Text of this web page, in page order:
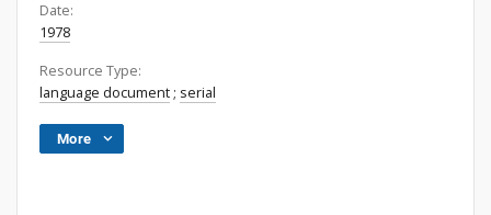
Date:
1978
Resource Type:
language document ; serial
More